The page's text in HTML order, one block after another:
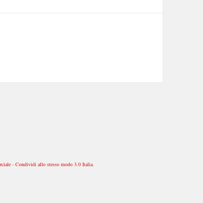
- Condividi allo stesso modo 3.0 Italia.